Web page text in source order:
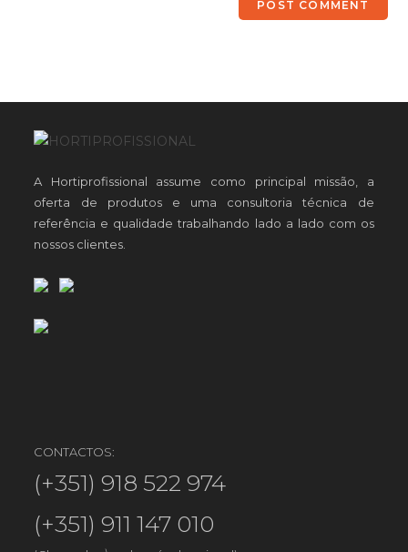
A Hortiprofissional assume como principal missão, a
oferta de produtos e uma consultoria técnica de
referência e qualidade trabalhando lado a lado com os
nossos clientes.
CONTACTOS:
(+351) 918 522 974
(+351) 911 147 010